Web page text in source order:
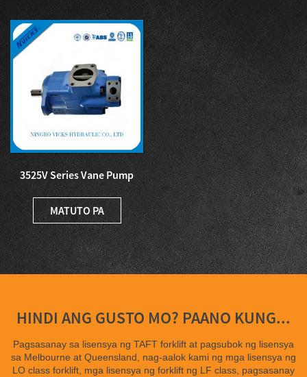
3525V Series Vane Pump
Double Vane Pump para sa
Mac...
MATUTO PA
HINDI ANG GUSTO MO? PAANO KUNG...
Pagsasanay sa lisensya ng TAFT forklift at pagsubok ng lisensya
sa Melbourne at Queensland, nag-aalok kami ng mga lisensya ng
LO class forklift, mga lisensya ng forklift ng LF class, pagsasanay